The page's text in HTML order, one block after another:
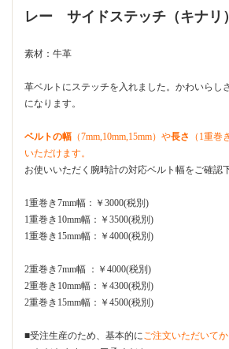
レー サイドステッチ（キナリ）
素材：牛革
革ベルトにステッチを入れました。かわいらし
になります。
ベルトの幅 （7mm,10mm,15mm）や長さ
（1重
いただけます。
お使いいただく腕時計の対応ベルト幅をご確認
1重巻き7mm幅：￥3000(税別)
1重巻き10mm幅：￥3500(税別)
1重巻き15mm幅：￥4000(税別)
2重巻き7mm幅 ：￥4000(税別)
2重巻き10mm幅：￥4300(税別)
2重巻き15mm幅：￥4500(税別)
■受注生産のため、基本的にご注文いただいて